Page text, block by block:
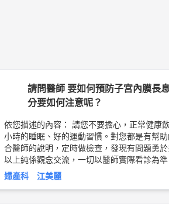
請問醫師 要如何預防子宮內膜長
分要如何注意呢？
依您描述的內容： 請您不要擔心，正常健康飲食，最少6
小時的睡眠、好的運動習慣。對您都是有幫
合醫師的說明，定時做檢查，發現有問題勇於
以上純係觀念交流，一切以醫師實際看診為準
婦產科 江美麗